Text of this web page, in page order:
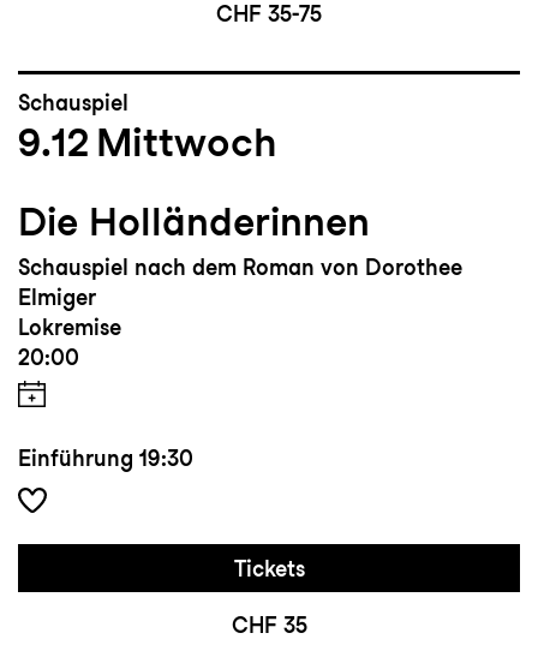
CHF 35-75
Schauspiel
9.12 Mittwoch
Die Holländerinnen
Schauspiel nach dem Roman von Dorothee
Elmiger
Lokremise
20:00
Einführung 19:30
Tickets
CHF 35